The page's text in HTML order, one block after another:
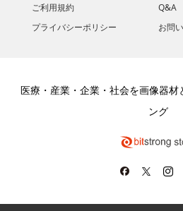
ご利用規約
プライバシーポリシー
Q&A
お問
医療・産業・企業・社会を画像器
ング